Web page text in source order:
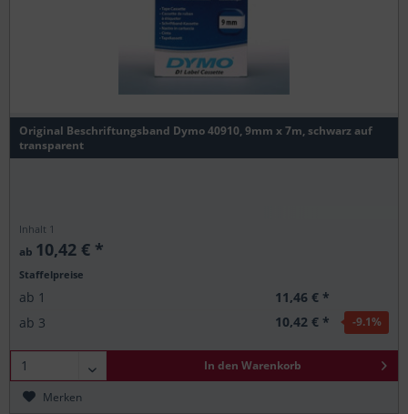
Original Beschriftungsband Dymo 40910, 9mm x 7m, schwarz auf
transparent
Inhalt 1
ab 10,42 € *
Staffelpreise
ab 1
11,46 € *
ab 3 10,42 € * -9.1%
In den Warenkorb
Merken